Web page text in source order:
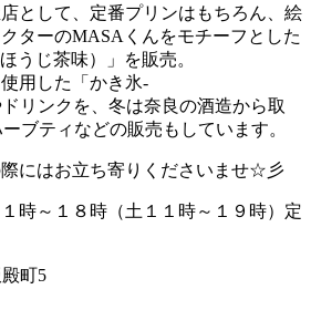
として、定番プリンはもちろん、絵
ターのMASAくんをモチーフとした
うじ茶味）」を販売。
用した「かき氷‐
リンクを、冬は奈良の酒造から取
ブティなどの販売もしています。
にはお立ち寄りくださいませ☆彡
時～１８時（土１１時～１９時）定
町5